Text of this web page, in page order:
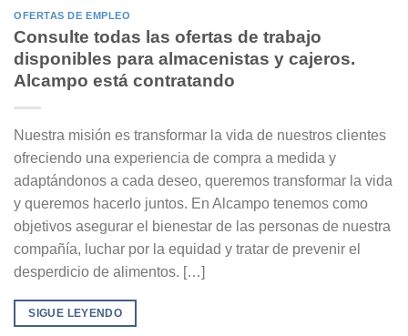
OFERTAS DE EMPLEO
Consulte todas las ofertas de trabajo
disponibles para almacenistas y cajeros.
Alcampo está contratando
Nuestra misión es transformar la vida de nuestros clientes
ofreciendo una experiencia de compra a medida y
adaptándonos a cada deseo, queremos transformar la vida
y queremos hacerlo juntos. En Alcampo tenemos como
objetivos asegurar el bienestar de las personas de nuestra
compañía, luchar por la equidad y tratar de prevenir el
desperdicio de alimentos. […]
SIGUE LEYENDO